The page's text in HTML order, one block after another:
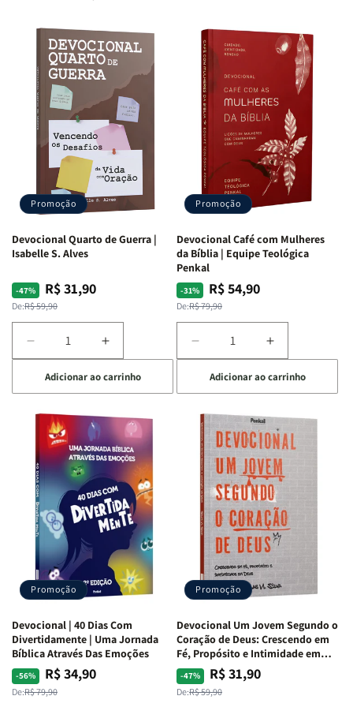
Promoção
Devocional Quarto de Guerra |
Isabelle S. Alves
-47%
Preço
normal
De:R$ 59,90
Preço
promocional
R$ 31,90
Diminuir
a
quantidade
de
Devocional
Quarto
de
Guerra
Isabelle
S.
Alves
Aumentar
a
quantidade
de
Devocional
Quarto
de
Guerra
|
Isabelle
S.
Alves
Adicionar ao carrinho
Promoção
Devocional Café com Mulheres
da Bíblia | Equipe Teológica
Penkal
-31%
Preço
normal
De:R$ 79,90
Preço
promocional
R$ 54,90
Diminuir
a
quantidade
de
Devocional
Café
com
Mulheres
da
Bíblia
Equipe
Teológica
Penkal
Aumentar
a
quantidade
de
Devocional
Café
com
Mulheres
da
Bíblia
|
Equipe
Teológica
Penkal
Adicionar ao carrinho
Promoção
Devocional | 40 Dias Com
Divertidamente | Uma Jornada
Bíblica Através Das Emoções
-56%
Preço
normal
De:R$ 79,90
Preço
promocional
R$ 34,90
Promoção
Devocional Um Jovem Segundo o
Coração de Deus: Crescendo em
Fé, Propósito e Intimidade em
Deus
-47%
Preço
normal
De:R$ 59,90
Preço
promocional
R$ 31,90